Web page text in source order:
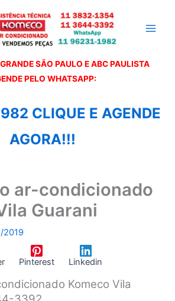
SÃO PAULO E ABC PAULISTA
PELO WHATSAPP:
CLIQUE E AGENDE
AGORA!!!
ar-condicionado
Guarani
2019
Pinterest Linkedin
Komeco Vila